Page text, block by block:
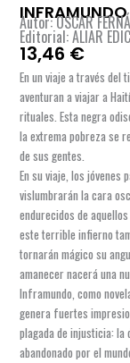
INFRAMUNDO
Autor: OSCAR
Editorial: ALIAR
13,46 €
En un viaje a través del
aventuran a viajar a
rituales. Esta negra
la extrema pobreza se
de sus gentes.
En su viaje, los jóvenes
vislumbrarán la cara
endurecidos de
este terrible infierno
tornarán mágico su
amanecer nacerá una
Inframundo, como
genera fuertes
plagada de injusticia: la
abandonado por el